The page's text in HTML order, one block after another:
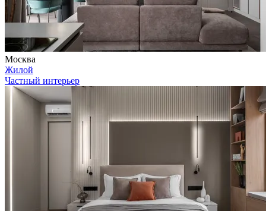
Москва
Жилой
Частный интерьер